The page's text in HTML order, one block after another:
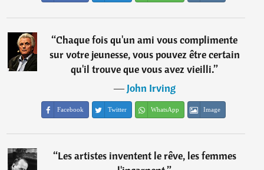
“Chaque fois qu'un ami vous complimente
sur votre jeunesse, vous pouvez être certain
qu'il trouve que vous avez vieilli.”
―John Irving
Facebook Twitter WhatsApp Image
“Les artistes inventent le rêve, les femmes